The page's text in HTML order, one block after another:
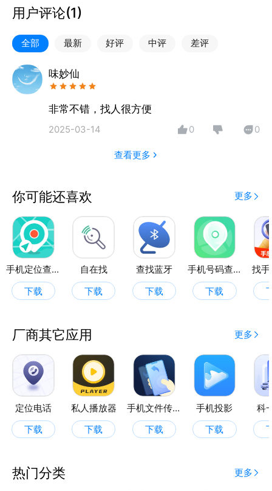
【产品功能】
1.远程守护亲友；实时提供亲人、朋友当前实时位置。
2.一键紧急求助；遇到危险一键求助，都将保障您的安
全。
3.防止家人走失；查看家人行走轨迹，协助寻找走失的
人。
用户评论(1)
全部 最新 好评 中评 差评
味妙仙
非常不错，找人很方便
2025-03-14 0 0
查看更多
你可能还喜欢 更多
手机定位查找软件
下载
自在找
下载
查找蓝牙
下载
手机号码查找
下载
找
厂商其它应用 更多
定位电话
下载
私人播放器
下载
手机文件传输
下载
手机投影
下载
科
热门分类 更多